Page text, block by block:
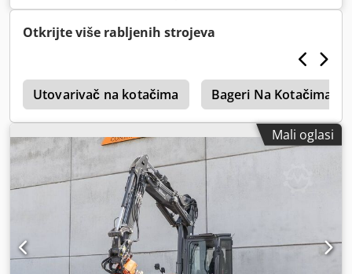
proizvodnje:2013, Oprema:klima uređaj,
Otkrijte više rabljenih strojeva
Utovarivač na kotačima Bageri Na Kotačima
Mali oglasi